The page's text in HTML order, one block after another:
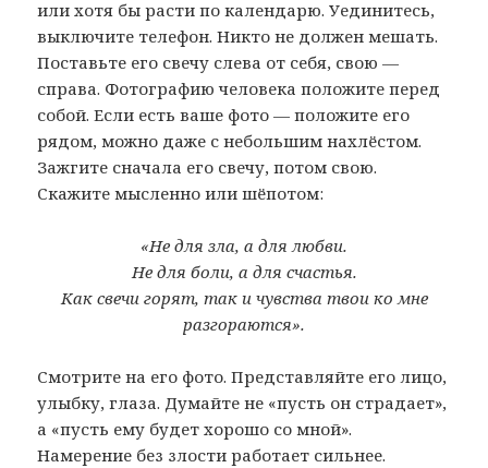
или хотя бы расти по календарю. Уединитесь,
выключите телефон. Никто не должен мешать.
Поставьте его свечу слева от себя, свою —
справа. Фотографию человека положите перед
собой. Если есть ваше фото — положите его
рядом, можно даже с небольшим нахлёстом.
Зажгите сначала его свечу, потом свою.
Скажите мысленно или шёпотом:
«Не для зла, а для любви.
Не для боли, а для счастья.
Как свечи горят, так и чувства твои ко мне
разгораются».
Смотрите на его фото. Представляйте его лицо,
улыбку, глаза. Думайте не «пусть он страдает»,
а «пусть ему будет хорошо со мной».
Намерение без злости работает сильнее.